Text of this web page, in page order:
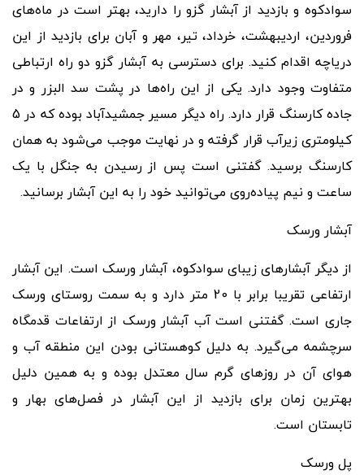
سوادکوه و بازدید از آبشار گزو را دارید، بهتر است در ماههای
فروردین، اردیبهشت، خرداد، تیر، مهر و آبان برای بازدید از این
دریاچه اقدام کنید. برای دسترسی به آبشار گزو دو راه ارتباطی
متفاوت وجود دارد. یکی از این راهها در پشت سد البزر و در
جاده کارسنگ قرار دارد. راه دیگر مسیر جمشیدآباد بوده که در 5
کیلومتری زیرآب قرار گرفته و در نهایت موجب میشود به همان
کارسنگ برسید. گفتنی است پس از رسیدن به جنگل با یک
ساعت و نیم پیادهروی میتوانید خود را به این آبشار برسانید.
آبشار ورسک
از دیگر آبشارهای زیبای سوادکوه، آبشار ورسک است. این آبشار
ارتفاعی تقریبا برابر با 20 متر دارد و به سمت روستای ورسک
جاری است. گفتنی است آب آبشار ورسک از ارتفاعات قدمگاه
سرچشمه میگیرد. به دلیل کوهستانی بودن این منطقه آب و
هوای آن در روزهای گرم سال معتدل بوده و به همین دلیل
بهترین زمان برای بازدید از این آبشار در فصلهای بهار و
تابستان است.
پل ورسک